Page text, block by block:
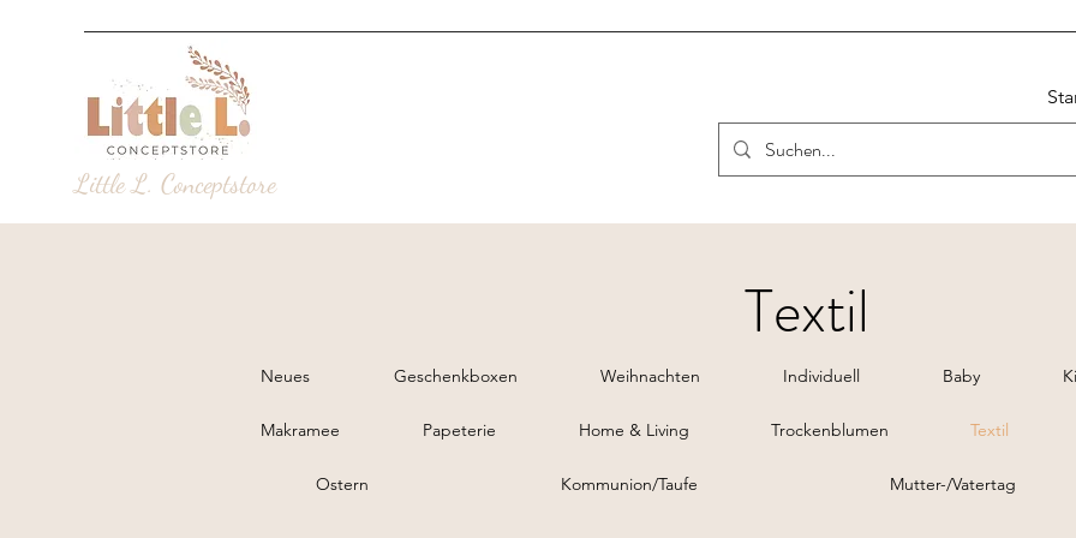
Little L. Conceptstore
Textil
Neues Geschenkboxen Weihnachten Individuell Baby
Makramee Papeterie Home & Living Trockenblumen Textil
Ostern Kommunion/Taufe Mutter-/Vatertag